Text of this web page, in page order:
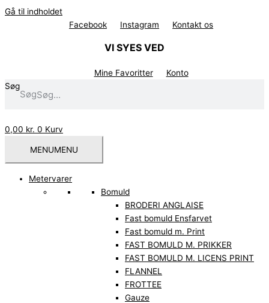
Gå til indholdet
Facebook
Instagram Kontakt os
VI SYES VED
Mine Favoritter
Konto
Søg
Søg
0,00 kr. 0 Kurv
MENUMENU
Metervarer
Bomuld
BRODERI ANGLAISE
Fast bomuld Ensfarvet
Fast bomuld m. Print
FAST BOMULD M. PRIKKER
FAST BOMULD M. LICENS PRINT
FLANNEL
FROTTEE
Gauze